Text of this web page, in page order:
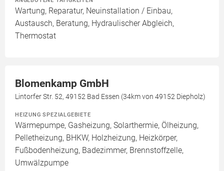
Wartung, Reparatur, Neuinstallation / Einbau,
Austausch, Beratung, Hydraulischer Abgleich,
Thermostat
Blomenkamp GmbH
Lintorfer Str. 52, 49152 Bad Essen (34km von 49152 Diepholz)
HEIZUNG SPEZIALGEBIETE
Wärmepumpe, Gasheizung, Solarthermie, Ölheizung,
Pelletheizung, BHKW, Holzheizung, Heizkörper,
Fußbodenheizung, Badezimmer, Brennstoffzelle,
Umwälzpumpe